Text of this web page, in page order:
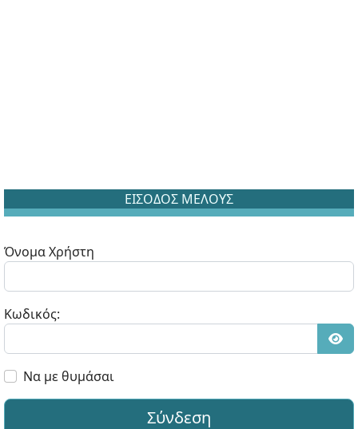
ΕΙΣΟΔΟΣ ΜΕΛΟΥΣ
Όνομα Χρήστη
Κωδικός:
Να με θυμάσαι
Σύνδεση